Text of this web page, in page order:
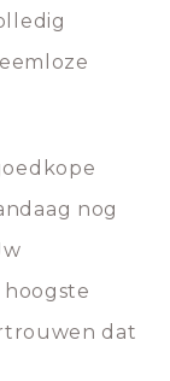
nog
dat